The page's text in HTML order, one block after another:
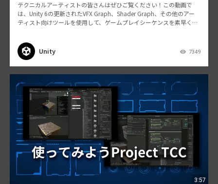
テクニカルアーティストの皆さんはぜひご覧ください！この動画で
は、Unity 6の更新されたVFX Graph、Shader Graph、その他のアー
ティスト向けツールを使用して、ゲームプレイシーケンスを素早く作
Unity 7349
3:57